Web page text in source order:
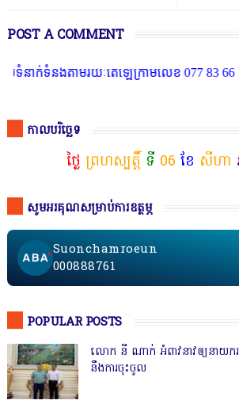
POST A COMMENT
ងតាមរយៈតេឡេក្រាមលេខ 077 83 66 11
កាលបរិច្ឆេទ
ថ្ងៃ ព្រហស្បត្តិ៍ ទី 06 ខែ សីហា
សូមអរគុណសម្រាប់ការឧត្ថម្ភ
Suonchamroeun
000888761
POPULAR POSTS
លោក នី ណាក់ អំពាវនាវឲ្យនាយករដ្
នឹងការចុះចូល